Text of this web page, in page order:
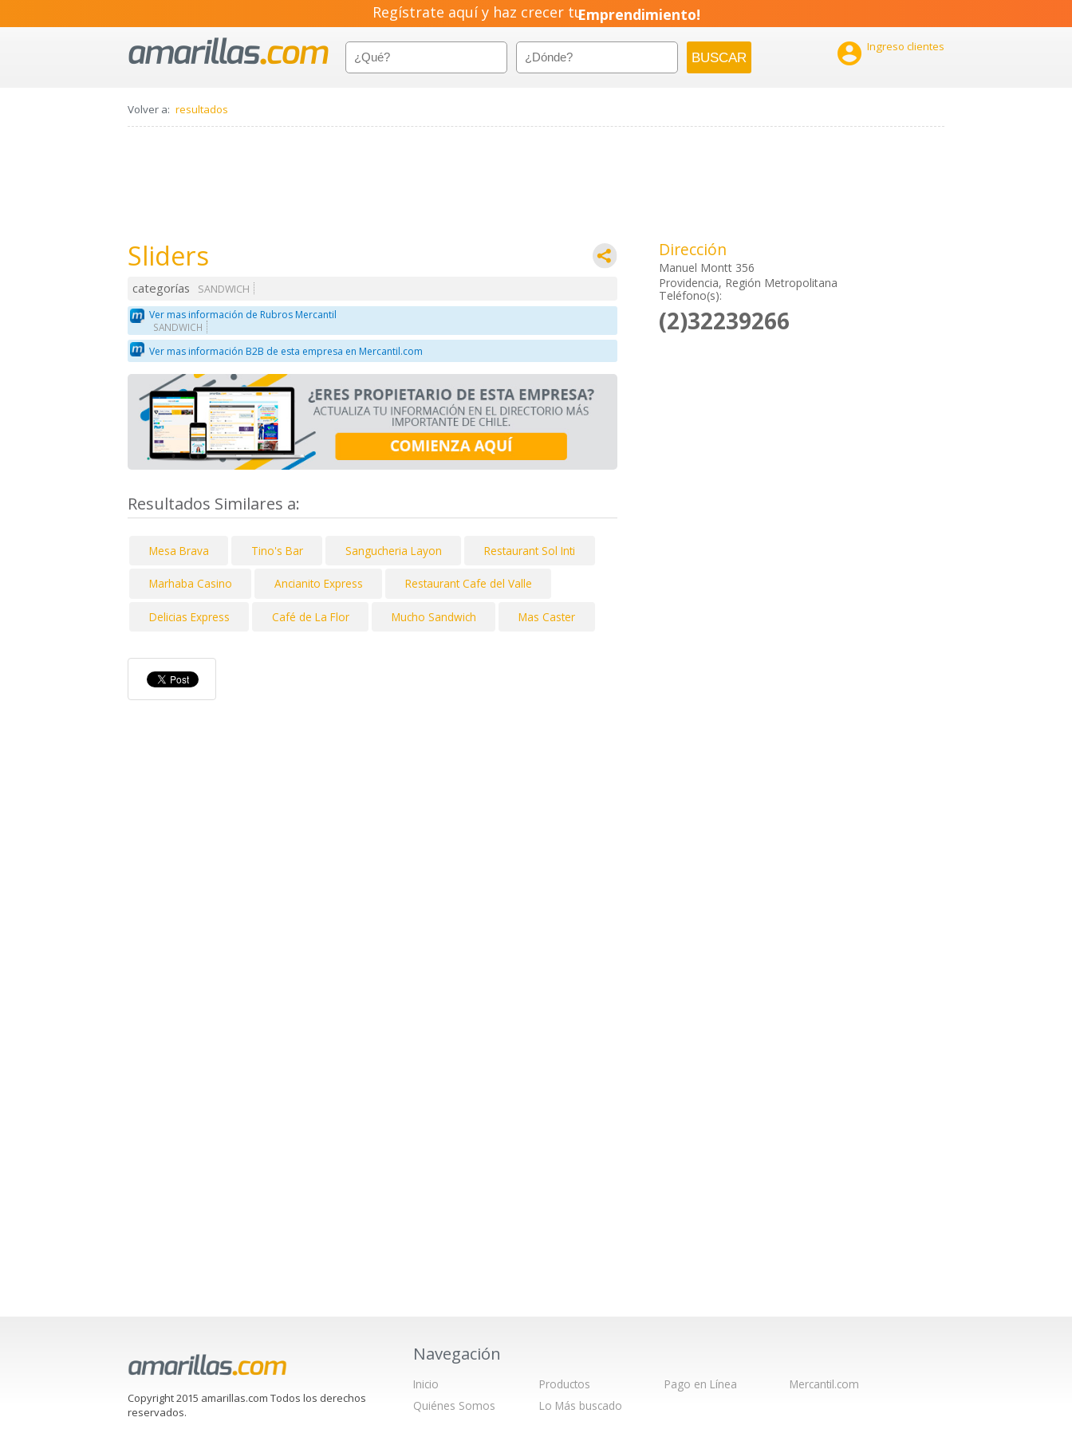
Regístrate aquí y haz crecer tuEmprendimiento!
 Ingreso clientes
Volver a: resultados
Sliders
categorías
SANDWICH
Ver mas información de Rubros Mercantil
SANDWICH
Ver mas información B2B de esta empresa en Mercantil.com
Resultados Similares a:
Mesa Brava Tino's Bar Sangucheria Layon Restaurant Sol Inti
Marhaba Casino Ancianito Express Restaurant Cafe del Valle
Delicias Express Café de La Flor Mucho Sandwich Mas Caster
Dirección
Manuel Montt 356
Providencia, Región Metropolitana
Teléfono(s):
(2)32239266
Copyright 2015 amarillas.com Todos los derechos
reservados.
Navegación
Inicio
Quiénes Somos
Productos
Lo Más buscado
Pago en Línea Mercantil.com